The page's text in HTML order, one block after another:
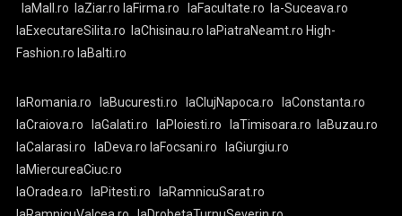
laMall.ro
laZiar.ro laFirma.ro laFacultate.ro
la-Suceava.ro
laExecutareSilita.ro
laChisinau.ro laPiatraNeamt.ro High-
Fashion.ro laBalti.ro
laRomania.ro laBucuresti.ro laClujNapoca.ro
laConstanta.ro
laCraiova.ro
laGalati.ro laPloiesti.ro laTimisoara.ro
laBuzau.ro
laCalarasi.ro
laDeva.ro laFocsani.ro
laGiurgiu.ro
laMiercureaCiuc.ro
laOradea.ro
laPitesti.ro
laRamnicuSarat.ro